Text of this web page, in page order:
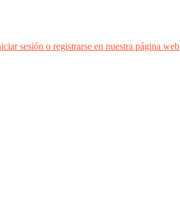
sesión o registrarse en nuestra página web